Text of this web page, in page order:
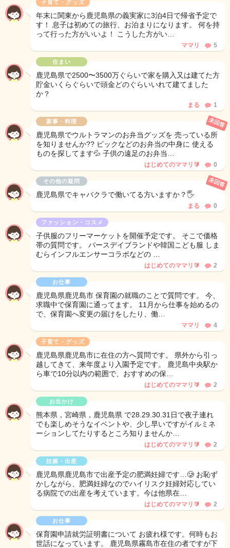
子育て・グッズ
年末に関東から鹿児島県の義実家に3泊4日で帰省予定で
す！ 息子は初めての旅行、お泊まりになります。 何を持
って行った方がいいよ！ こうした方がい…
ママリ 5
住まい
鹿児島県で2500〜3500万ぐらいで家を購入又は建てた方
貯金いくらぐらいで頭金どのぐらいいれて建てました
か？
まる 1
家事・料理
鹿児島県でウルトラマンのお弁当グッズを 売っている所
を知りませんか?? ピックなどのお弁当の中身に 使える
ものを探してます💦 子供の遠足のお弁当…
未回答
はじめてのママリ🔰 0
その他の疑問
鹿児島県でキャバクラで働いてる方いますか？🖐️
未回答
まる 0
ファッション・コスメ
子供服のフリーマーケットを開催予定です。 そこで価格
帯の質問です。 バースデイブランドや韓国こども服 しま
むらインフルエンサーコラボなどの …
はじめてのママリ🔰 2
お仕事
鹿児島県鹿児島市 保育園の就職のことで質問です。 今、
求職中で保育園に通ってます。 11月から仕事を始めるの
で、保育園へ変更の届けをしたり、働…
ママリ 4
子育て・グッズ
鹿児島県鹿児島市に在住の方へ質問です。 県外から引っ
越してきて、来年度より入園予定です。 鹿児島中央駅か
ら車で10分以内の範囲で、おすすめの保…
はじめてのママリ🔰 2
お出かけ
熊本県，宮崎県，鹿児島県 で28.29.30.31日で夜子連れ
でも楽しめそうなイベントや、少し早いですがイルミネ
ーションしてたりするところ知りませんか…
はじめてのママリ🔰 2
妊娠・出産
鹿児島県鹿児島市で出産予定の肥満妊婦です…🥲 お恥ず
かしながら、肥満妊婦なのでハイリスク妊婦対応してい
る病院での出産を考えています。今は他県在…
はじめてのママリ🔰 2
お仕事
保育園申請就労証明書について お疲れ様です。何時もお
世話になっています。 鹿児島県霧島市在住の者ですが下